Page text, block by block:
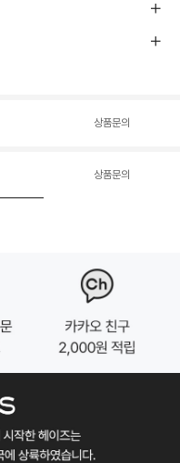
상품문의
상품문의